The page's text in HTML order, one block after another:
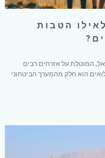
הטבות
המוטלת על אזרחים רבים
הוא חלק מהמערך הביטחוני